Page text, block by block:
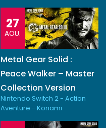
27
AOU.
Metal Gear Solid :
Peace Walker – Master
Collection Version
Nintendo Switch 2 - Action
Aventure - Konami